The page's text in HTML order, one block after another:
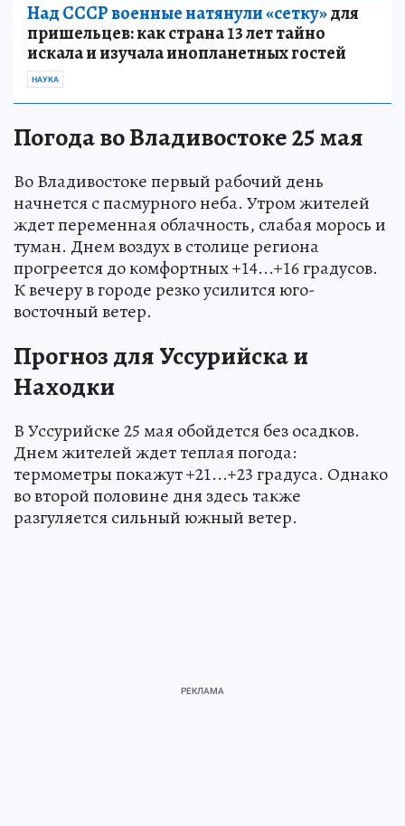
Над СССР военные натянули «сетку»для
пришельцев: как страна 13 лет тайно
искала и изучала инопланетных гостей
НАУКА
Погода во Владивостоке 25 мая
Во Владивостоке первый рабочий день
начнется с пасмурного неба. Утром жителей
ждет переменная облачность, слабая морось и
туман. Днем воздух в столице региона
прогреется до комфортных +14...+16 градусов.
К вечеру в городе резко усилится юго-
восточный ветер.
Прогноз для Уссурийска и
Находки
В Уссурийске 25 мая обойдется без осадков.
Днем жителей ждет теплая погода:
термометры покажут +21...+23 градуса. Однако
во второй половине дня здесь также
разгуляется сильный южный ветер.